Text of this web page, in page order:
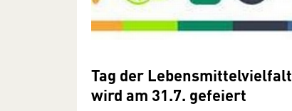
Tag der Lebensmittelvielfalt
wird am 31.7. gefeiert